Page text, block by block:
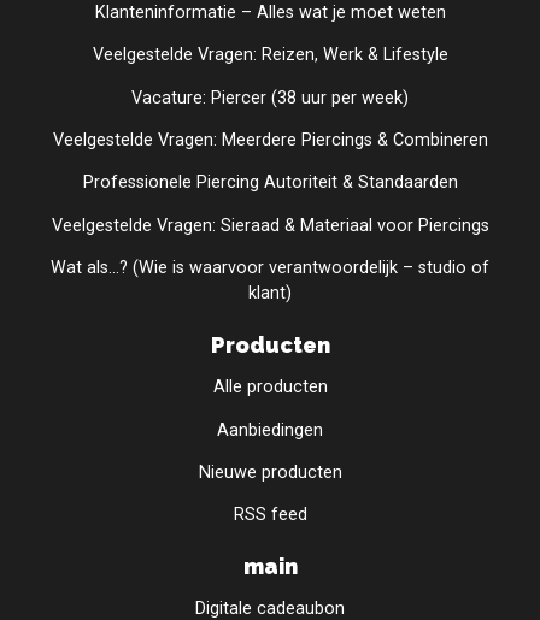
Klanteninformatie – Alles wat je moet weten
Veelgestelde Vragen: Reizen, Werk & Lifestyle
Vacature: Piercer (38 uur per week)
Veelgestelde Vragen: Meerdere Piercings & Combineren
Professionele Piercing Autoriteit & Standaarden
Veelgestelde Vragen: Sieraad & Materiaal voor Piercings
Wat als...? (Wie is waarvoor verantwoordelijk – studio of
klant)
Producten
Alle producten
Aanbiedingen
Nieuwe producten
RSS feed
main
Digitale cadeaubon